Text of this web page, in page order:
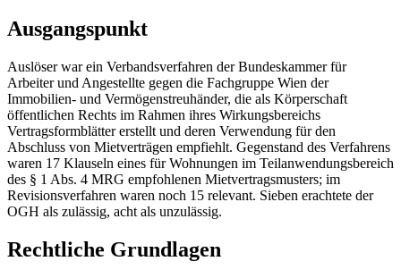
Ausgangspunkt
Auslöser war ein Verbandsverfahren der Bundeskammer für
Arbeiter und Angestellte gegen die Fachgruppe Wien der
Immobilien- und Vermögenstreuhänder, die als Körperschaft
öffentlichen Rechts im Rahmen ihres Wirkungsbereichs
Vertragsformblätter erstellt und deren Verwendung für den
Abschluss von Mietverträgen empfiehlt. Gegenstand des Verfahrens
waren 17 Klauseln eines für Wohnungen im Teilanwendungsbereich
des § 1 Abs. 4 MRG empfohlenen Mietvertragsmusters; im
Revisionsverfahren waren noch 15 relevant. Sieben erachtete der
OGH als zulässig, acht als unzulässig.
Rechtliche Grundlagen